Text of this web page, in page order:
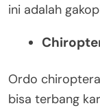
ini adalah
Ordo
bisa terbang